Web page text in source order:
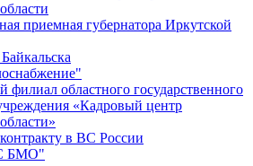
приемная губернатора Иркутской
филиал областного государственного
«Кадровый центр
в ВС России
БМО"